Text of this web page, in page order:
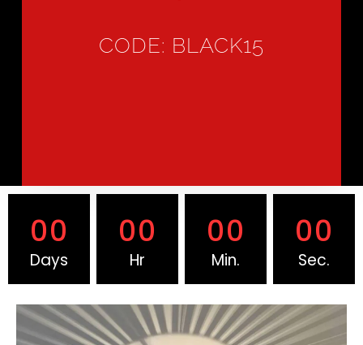
CODE: BLACK15​
00
Days
00
Hr
00
Min.
00
Sec.